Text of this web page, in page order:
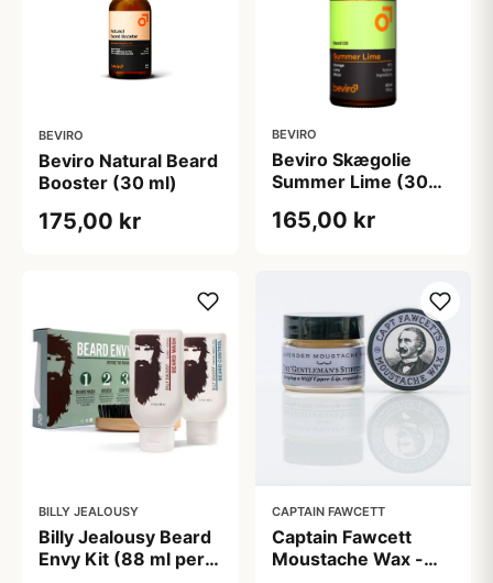
BEVIRO
Beviro Natural Beard
Booster (30 ml)
175,00 kr
BEVIRO
Beviro Skægolie
Summer Lime (30
165,00 kr
BILLY JEALOUSY
Billy Jealousy Beard
Envy Kit (88 ml per
CAPTAIN FAWCETT
Captain Fawcett
Moustache Wax -